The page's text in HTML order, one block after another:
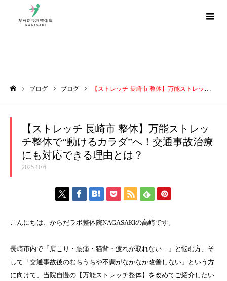
ブログ ブログ 【ストレッチ 長崎市 整体】万能ストレッチ整体で“動けるカラダ”へ！交通事故治療にも対応できる理由とは？
【ストレッチ 長崎市 整体】万能ストレッ
チ整体で“動けるカラダ”へ！交通事故治療
にも対応できる理由とは？
2025.10.6
こんにちは、からだラボ整体院NAGASAKIの高崎です。
長崎市内で「肩こり・腰痛・猫背・疲れが取れない…」と悩む方、そ
して「交通事故後のむちうちや不調がなかなか改善しない」という方
に向けて、当院自慢の【万能ストレッチ整体】を改めてご紹介したい